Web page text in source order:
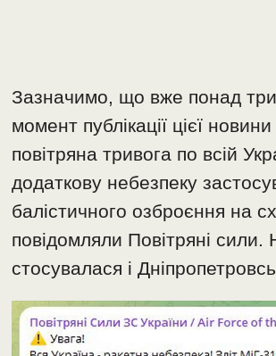
Зазначимо, що вже понад
момент публікації цієї
повітряна тривога по всій
додаткову небезпеку
балістичного озброєння на
повідомляли Повітряні сили.
стосувалася і